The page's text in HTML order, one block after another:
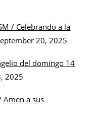
/ Celebrando a la
20, 2025
del domingo 14
2025
a sus